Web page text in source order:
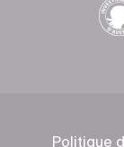
Politique